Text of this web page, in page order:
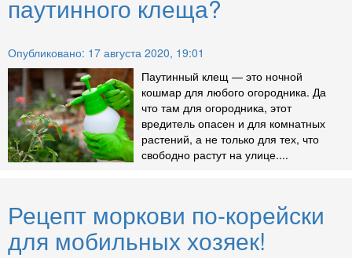
паутинного клеща?
Опубликовано: 17 августа 2020, 19:01
Паутинный клещ — это ночной
кошмар для любого огородника. Да
что там для огородника, этот
вредитель опасен и для комнатных
растений, а не только для тех, что
свободно растут на улице....
Рецепт моркови по-корейски
для мобильных хозяек!